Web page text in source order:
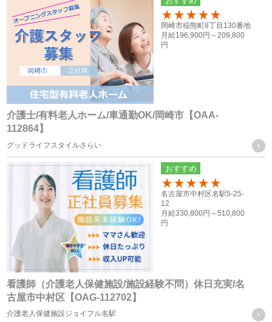
者が法令の定める事務を遂行することに対して協力する必要
がある場合であって、ご本人様の同意を得ることによって当
該事務の遂行に支障を及ぼすおそれがある場合
（６） 業務を円滑に遂行するため、利用目的の達成に必要な
範囲内で個人情報の取扱いの全部又は一部を委託する場合
個人情報の共同利用
当社は、お客様から取得した個人情報を、下記に記載したグ
ループ会社間で共同利用をする場合があります。
共同利用するものの範囲
・株式会社F.T.S
・株式会社フォーテック.プロ
共同利用する個人情報の項目及び利用目的
従業員員や登録スタッフの方の個人情報
・人事労務管理に関わる諸手続き（年金、労働保険等）を行
介護士/有料老人ホーム/車通勤OK/岡崎市【OAA-
112864】
グッドライフスタイルさらい
100
岡崎市稲熊町8丁目130番地
月給196,900円～209,800
円
看護師（介護老人保健施設/施設経験不問）休日充実/名
古屋市中村区【OAG-112702】
介護老人保健施設ジョイフル名駅
おすすめ
100
名古屋市中村区名駅5-25-
12
月給330,800円～510,800
円